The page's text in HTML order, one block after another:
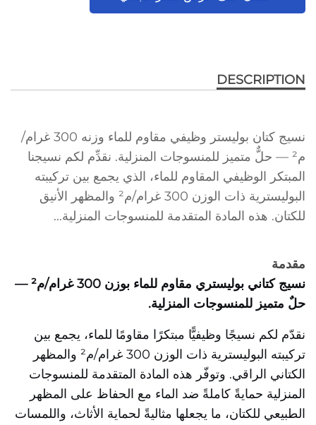
DESCRIPTION
نسيج كتان بوليستر وظيفي مقاوم للماء وزنه 300 غرام/
م² — حلٌّ متميز للمنسوجات المنزلية. نقدِّم لكم نسيجنا
المبتكر الوظيفي المقاوم للماء، الذي يجمع بين تركيبته
البوليسترية ذات الوزن 300 غرام/م² والمظهر الأنيق
للكتان. هذه المادة المتقدمة للمنسوجات المنزلية...
مقدمة
نسيج كتاني بوليستري مقاوم للماء بوزن 300 غرام/م² —
حلٌ متميز للمنسوجات المنزلية.
نقدّم لكم نسيجًا وظيفيًّا مبتكرًا مقاومًا للماء، يجمع بين
تركيبته البوليسترية ذات الوزن 300 غرام/م² والمظهر
الكتاني الراقي. وتوفّر هذه المادة المتقدمة للمنسوجات
المنزلية حمايةً كاملةً ضد الماء مع الحفاظ على المظهر
الطبيعي للكتان، ما يجعلها مثاليةً لحماية الأثاث، واللمسات